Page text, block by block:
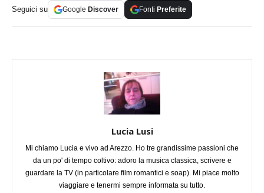
Seguici su Google Discover Fonti Preferite
Lucia Lusi
Mi chiamo Lucia e vivo ad Arezzo. Ho tre grandissime passioni che
da un po' di tempo coltivo: adoro la musica classica, scrivere e
guardare la TV (in particolare film romantici e soap). Mi piace molto
viaggiare e tenermi sempre informata su tutto.